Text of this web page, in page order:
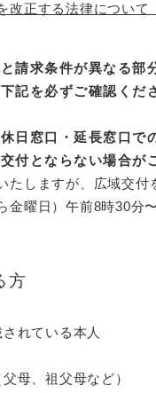
改正する法律について
請求条件が異なる部
記を必ずご確認くだ
日窓口・延長窓口で
付とならない場合が
たしますが、広域交付
金曜日）午前8時30分
方
されている本人
母、祖父母など）